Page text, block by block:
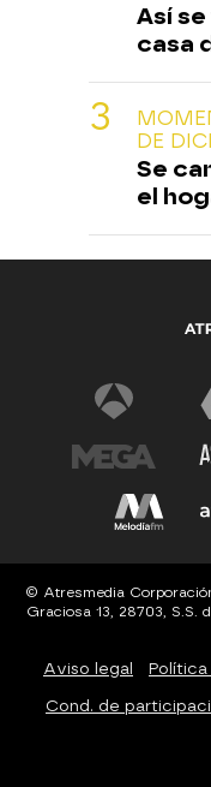
Así
casa
DE
Se
el
© Atresmedia
Graciosa 13, 28703, S.S.
Aviso legal
Cond. de